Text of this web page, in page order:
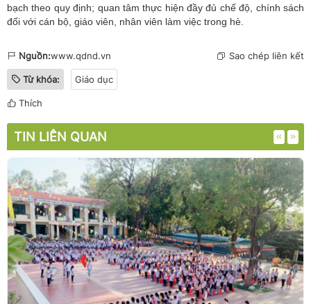
bạch theo quy định; quan tâm thực hiện đầy đủ chế độ, chính sách
đối với cán bộ, giáo viên, nhân viên làm việc trong hè.
Nguồn:www.qdnd.vn Sao chép liên kết
Từ khóa: Giáo dục
Thích
TIN LIÊN QUAN